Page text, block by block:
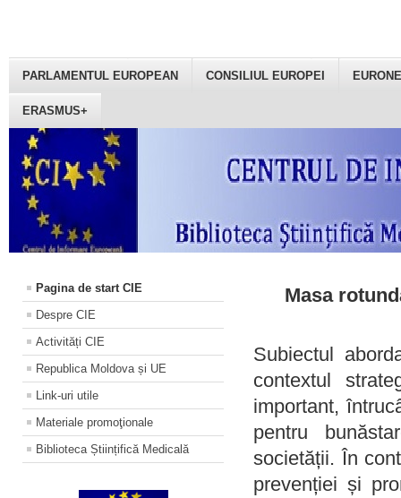
PARLAMENTUL EUROPEAN CONSILIUL EUROPEI
ERASMUS+
Pagina de start CIE
Despre CIE
Activități CIE
Republica Moldova și UE
Link-uri utile
Materiale promoţionale
Biblioteca Științifică Medicală
Masa
Subiectul
contextul
important,
pentru
societății. În
prevenției și